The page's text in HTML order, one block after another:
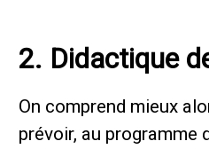
2. Didactique
On comprend mieux
prévoir, au programme